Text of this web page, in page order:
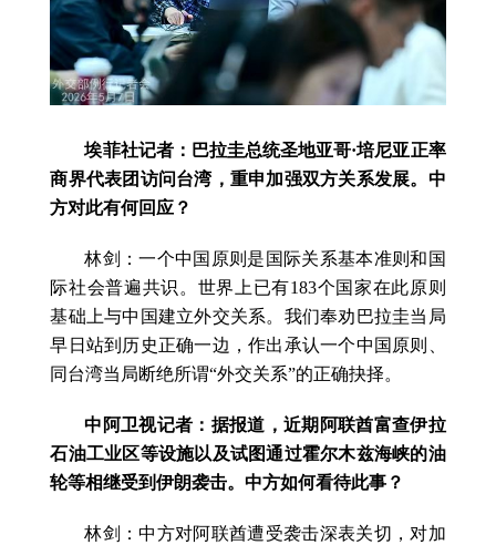
埃菲社记者：巴拉圭总统圣地亚哥·培尼亚正率
商界代表团访问台湾，重申加强双方关系发展。中
方对此有何回应？
林剑：一个中国原则是国际关系基本准则和国
际社会普遍共识。世界上已有183个国家在此原则
基础上与中国建立外交关系。我们奉劝巴拉圭当局
早日站到历史正确一边，作出承认一个中国原则、
同台湾当局断绝所谓“外交关系”的正确抉择。
中阿卫视记者：据报道，近期阿联酋富查伊拉
石油工业区等设施以及试图通过霍尔木兹海峡的油
轮等相继受到伊朗袭击。中方如何看待此事？
林剑：中方对阿联酋遭受袭击深表关切，对加